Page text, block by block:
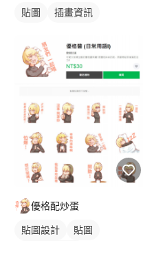
貼圖 插畫資訊
優格配炒蛋
貼圖設計
貼圖